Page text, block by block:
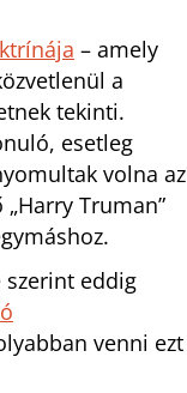
– amely
a
tekinti.
esetleg
volna az
Truman”
eddig
venni ezt